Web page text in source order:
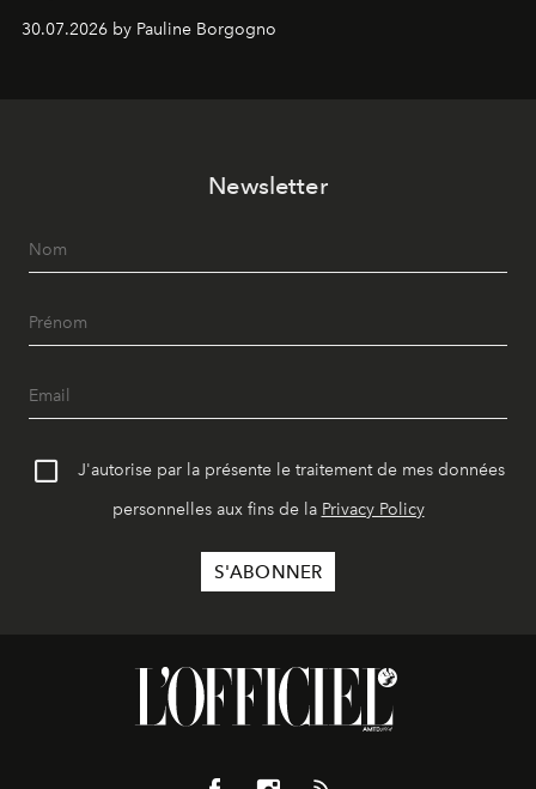
Chemistry Eau de Parfum.
30.07.2026 by Pauline Borgogno
Newsletter
J'autorise par la présente le traitement de mes données
personnelles aux fins de la Privacy Policy